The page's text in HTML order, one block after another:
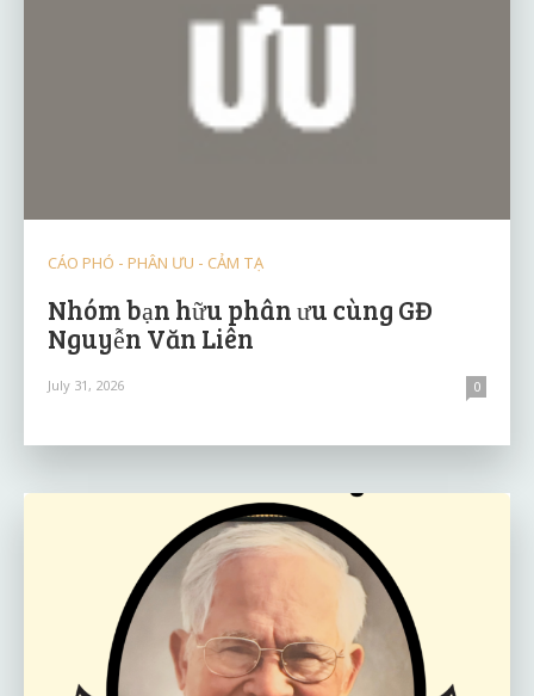
CÁO PHÓ - PHÂN ƯU - CẢM TẠ
Nhóm bạn hữu phân ưu cùng GĐ
Nguyễn Văn Liên
July 31, 2026 0